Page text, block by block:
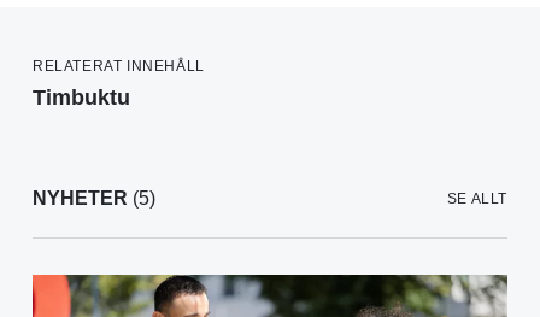
RELATERAT INNEHÅLL
Timbuktu
NYHETER (5) SE ALLT